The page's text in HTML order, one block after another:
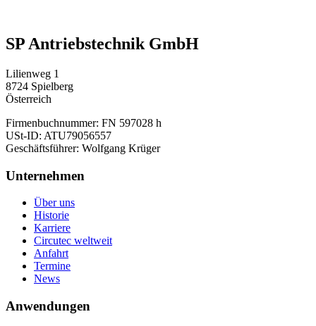
SP Antriebstechnik GmbH
Lilienweg 1
8724 Spielberg
Österreich
Firmenbuchnummer: FN 597028 h
USt-ID: ATU79056557
Geschäftsführer: Wolfgang Krüger
Unternehmen
Über uns
Historie
Karriere
Circutec weltweit
Anfahrt
Termine
News
Anwendungen